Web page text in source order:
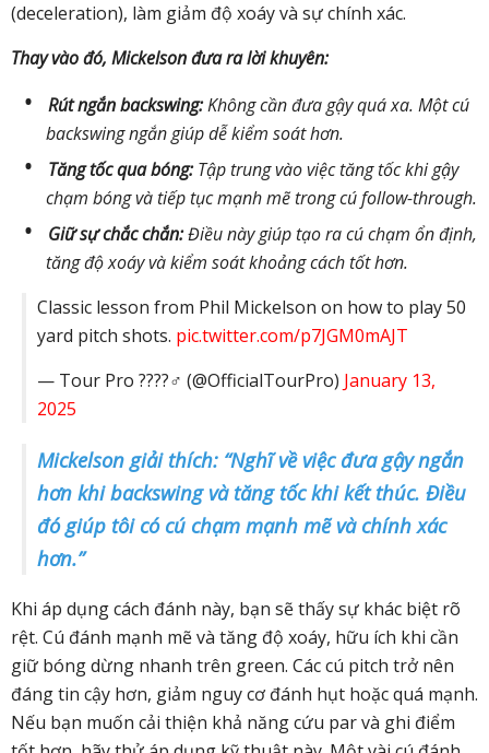
(deceleration), làm giảm độ xoáy và sự chính xác.
Thay vào đó, Mickelson đưa ra lời khuyên:
Rút ngắn backswing:Không cần đưa gậy quá xa. Một cú
backswing ngắn giúp dễ kiểm soát hơn.
Tăng tốc qua bóng:Tập trung vào việc tăng tốc khi gậy
chạm bóng và tiếp tục mạnh mẽ trong cú follow-through.
Giữ sự chắc chắn:Điều này giúp tạo ra cú chạm ổn định,
tăng độ xoáy và kiểm soát khoảng cách tốt hơn.
Classic lesson from Phil Mickelson on how to play 50
yard pitch shots. pic.twitter.com/p7JGM0mAJT
— Tour Pro ????️‍♂️ (@OfficialTourPro) January 13,
2025
Mickelson giải thích: “Nghĩ về việc đưa gậy ngắn
hơn khi backswing và tăng tốc khi kết thúc. Điều
đó giúp tôi có cú chạm mạnh mẽ và chính xác
hơn.”
Khi áp dụng cách đánh này, bạn sẽ thấy sự khác biệt rõ
rệt. Cú đánh mạnh mẽ và tăng độ xoáy, hữu ích khi cần
giữ bóng dừng nhanh trên green. Các cú pitch trở nên
đáng tin cậy hơn, giảm nguy cơ đánh hụt hoặc quá mạnh.
Nếu bạn muốn cải thiện khả năng cứu par và ghi điểm